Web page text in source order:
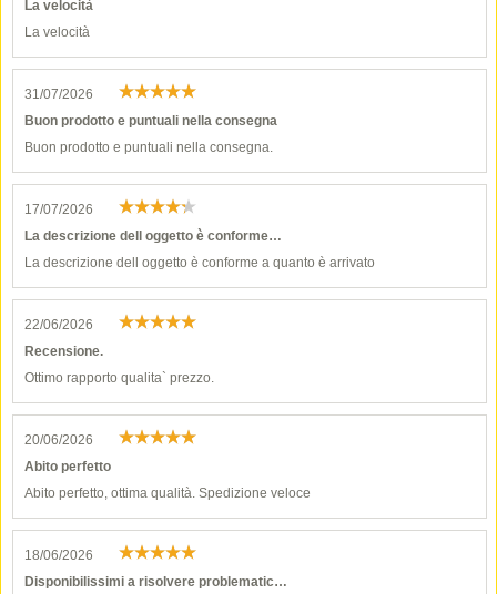
La velocità
La velocità
31/07/2026
Buon prodotto e puntuali nella consegna
Buon prodotto e puntuali nella consegna.
17/07/2026
La descrizione dell oggetto è conforme…
La descrizione dell oggetto è conforme a quanto è arrivato
22/06/2026
Recensione.
Ottimo rapporto qualita` prezzo.
20/06/2026
Abito perfetto
Abito perfetto, ottima qualità. Spedizione veloce
18/06/2026
Disponibilissimi a risolvere problematic…